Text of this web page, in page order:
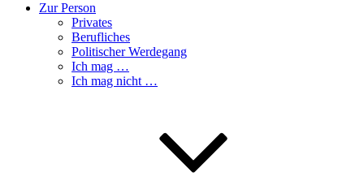
Zur Person
Privates
Berufliches
Politischer Werdegang
Ich mag …
Ich mag nicht …